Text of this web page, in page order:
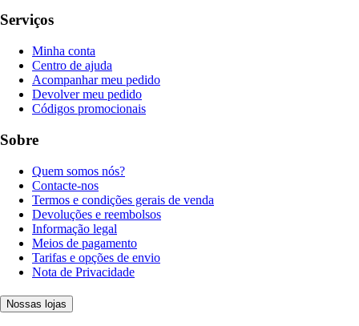
Serviços
Minha conta
Centro de ajuda
Acompanhar meu pedido
Devolver meu pedido
Códigos promocionais
Sobre
Quem somos nós?
Contacte-nos
Termos e condições gerais de venda
Devoluções e reembolsos
Informação legal
Meios de pagamento
Tarifas e opções de envio
Nota de Privacidade
Nossas lojas